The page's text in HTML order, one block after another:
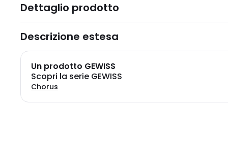
Dettaglio prodotto
Descrizione estesa
Un prodotto GEWISS
Scopri la serie GEWISS
Chorus